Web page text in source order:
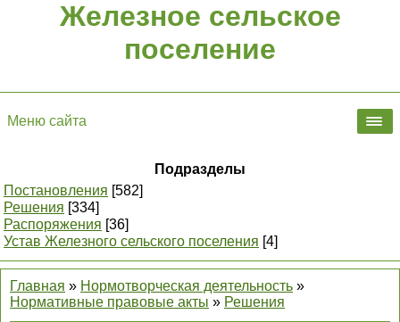
Железное сельское
поселение
Меню сайта
Подразделы
Постановления [582]
Решения [334]
Распоряжения [36]
Устав Железного сельского поселения [4]
Главная » Нормотворческая деятельность »
Нормативные правовые акты » Решения